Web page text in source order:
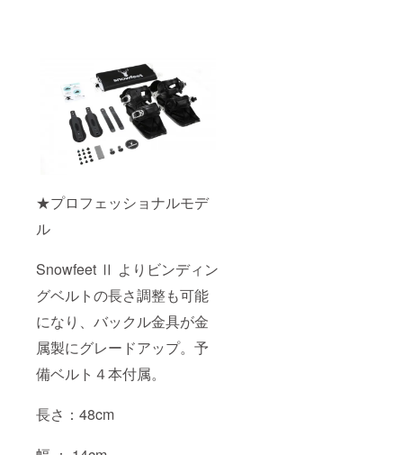
★プロフェッショナルモデ
ル
Snowfeet Ⅱ よりビンディン
グベルトの長さ調整も可能
になり、バックル金具が金
属製にグレードアップ。予
備ベルト４本付属。
長さ：48cm